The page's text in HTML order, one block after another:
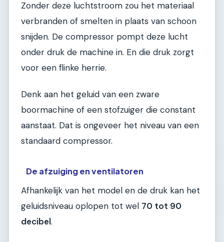
Zonder deze luchtstroom zou het materiaal
verbranden of smelten in plaats van schoon
snijden. De compressor pompt deze lucht
onder druk de machine in. En die druk zorgt
voor een flinke herrie.
Denk aan het geluid van een zware
boormachine of een stofzuiger die constant
aanstaat. Dat is ongeveer het niveau van een
standaard compressor.
De afzuiging en ventilatoren
Afhankelijk van het model en de druk kan het
geluidsniveau oplopen tot wel 70 tot 90
decibel.